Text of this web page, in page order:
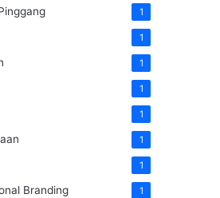
1
1
1
1
1
1
1
Branding 1